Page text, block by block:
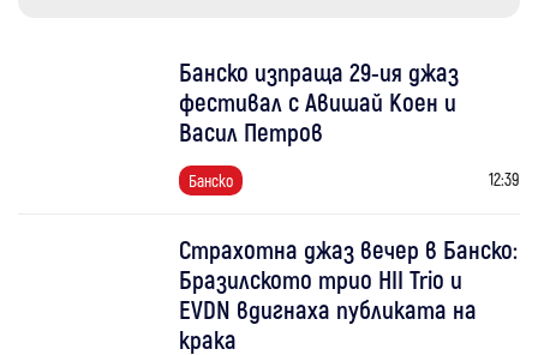
Банско изпраща 29-ия джаз
фестивал с Авишай Коен и
Васил Петров
Банско 12:39
Страхотна джаз вечер в Банско:
Бразилското трио HII Trio и
EVDN вдигнаха публиката на
крака